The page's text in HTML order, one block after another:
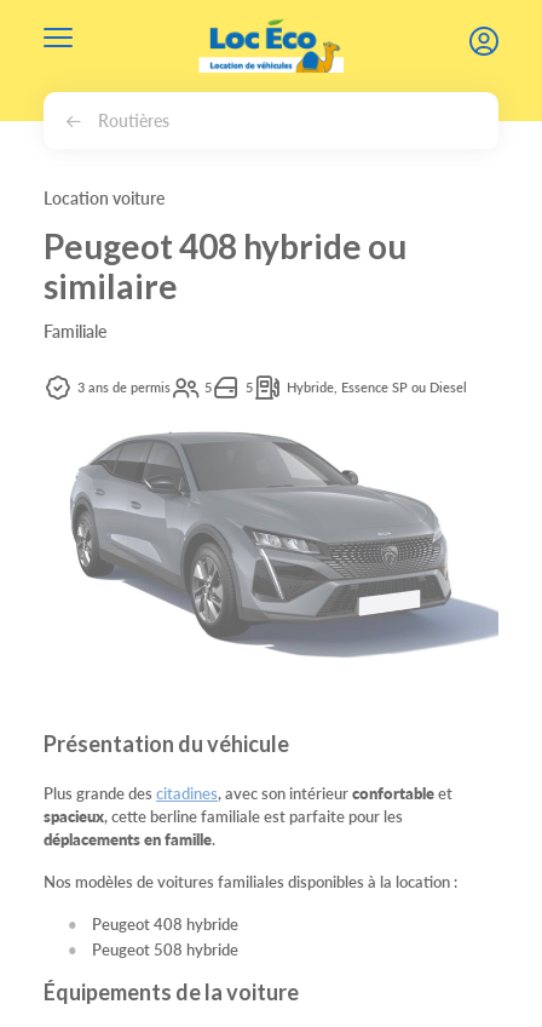
Routières
Location voiture
Peugeot 408 hybride ou
similaire
Familiale
3 ans de permis 5 5 Hybride, Essence SP ou Diesel
Présentation du véhicule
Plus grande des citadines, avec son intérieurconfortableet
spacieux, cette berline familiale est parfaite pour les
déplacements en famille.
Nos modèles de voitures familiales disponibles à la location :
Peugeot 408 hybride
Peugeot 508 hybride
Équipements de la voiture